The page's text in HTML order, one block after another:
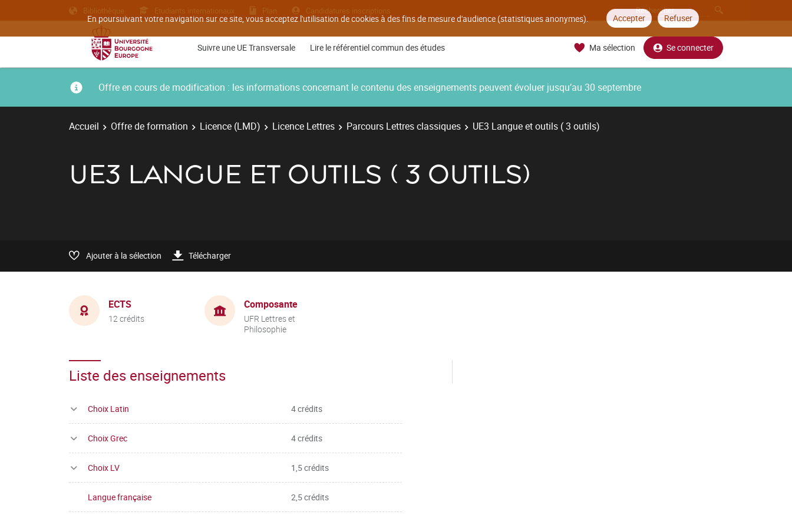
En poursuivant votre navigation sur ce site, vous acceptez l'utilisation de cookies à des fins de mesure d'audience (statistiques anonymes). Accepter Refuser
Bibliothèque Etudiants internationaux Plan Candidatures inscriptions
Suivre une UE Transversale Lire le référentiel commun des études Ma sélection Se connecter
Offre en cours de modification : les informations concernant le contenu des enseignements peuvent évoluer jusqu’au 30 septembre
Accueil Offre de formation Licence (LMD) Licence Lettres Parcours Lettres classiques UE3 Langue et outils ( 3 outils)
UE3 LANGUE ET OUTILS ( 3 OUTILS)
Ajouter à la sélection Télécharger
ECTS
12 crédits
Composante
UFR Lettres et
Philosophie
Liste des enseignements
Choix Latin 4 crédits
Choix Grec 4 crédits
Choix LV 1,5 crédits
Langue française 2,5 crédits